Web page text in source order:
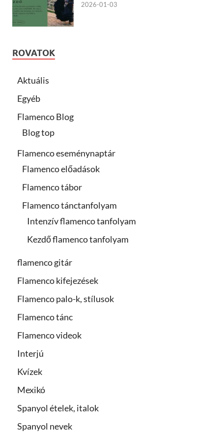
2026-01-03
ROVATOK
Aktuális
Egyéb
Flamenco Blog
Blog top
Flamenco eseménynaptár
Flamenco előadások
Flamenco tábor
Flamenco tánctanfolyam
Intenzív flamenco tanfolyam
Kezdő flamenco tanfolyam
flamenco gitár
Flamenco kifejezések
Flamenco palo-k, stílusok
Flamenco tánc
Flamenco videok
Interjú
Kvízek
Mexikó
Spanyol ételek, italok
Spanyol nevek